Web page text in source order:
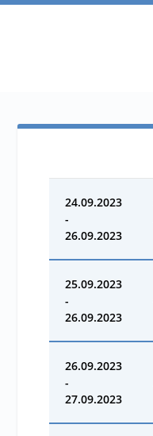
24.09.2023
-
26.09.2023
25.09.2023
-
26.09.2023
26.09.2023
-
27.09.2023